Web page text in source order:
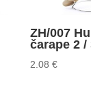
ZH/007
čarape 2 /
2.08€